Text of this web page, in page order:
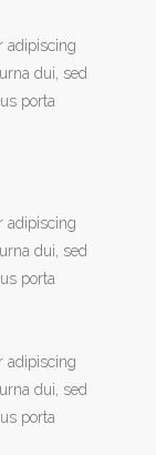
adipiscing
dui, sed
porta
adipiscing
dui, sed
porta
adipiscing
dui, sed
porta